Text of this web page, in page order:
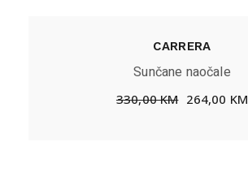
CARRERA
Sunčane naočale
330,00KM 264,00 KM